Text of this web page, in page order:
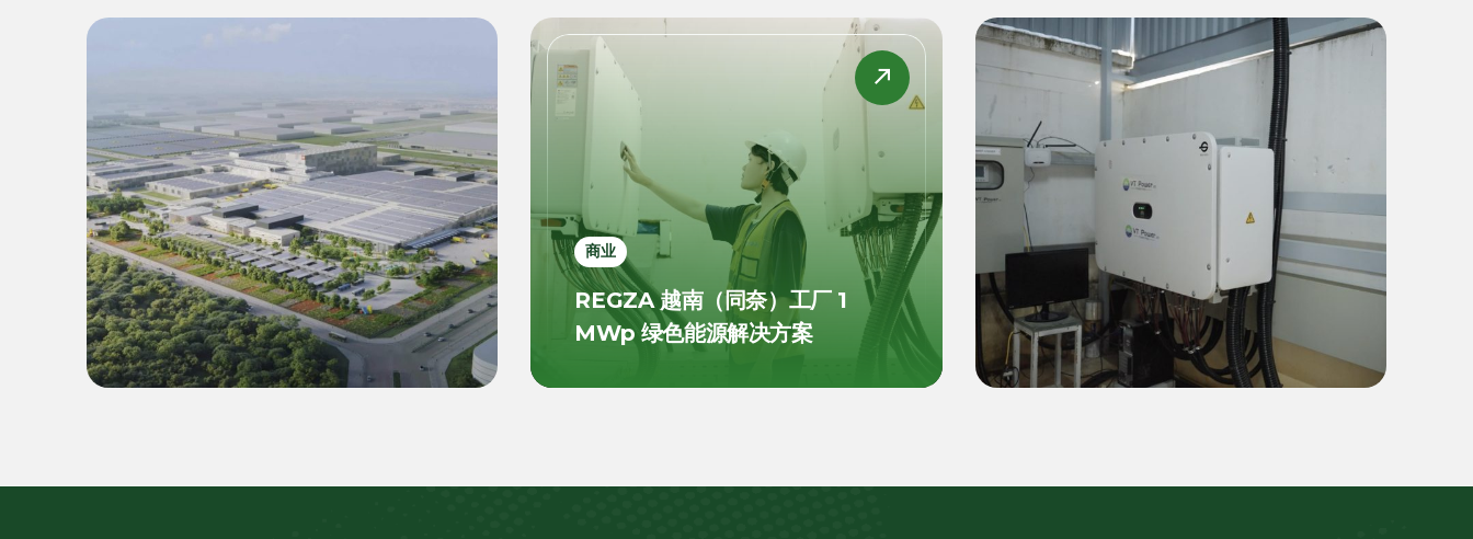
商业
乐高（LEGO）平阳二期超级工厂
55 MWp 逆变器 & 22.4 MWh 电
池储能系统（BESS）绿色能源解
决方案
商业
REGZA 越南（同奈）工厂 1
MWp 绿色能源解决方案
商业
天耀鞋业工厂（外商直接投资 FDI
和平省）1 MWp 绿色能源解决方
案